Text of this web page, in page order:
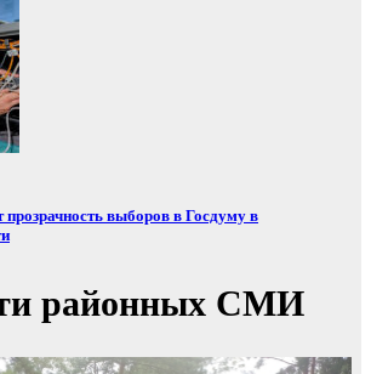
прозрачность выборов в Госдуму в